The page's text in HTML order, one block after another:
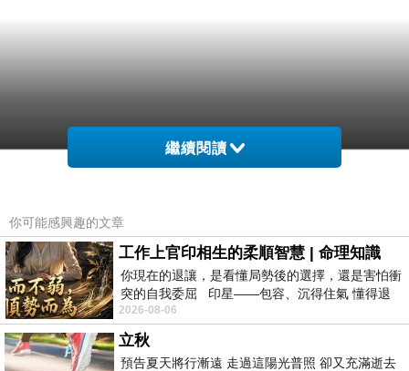
繼續閱讀
你可能感興趣的文章
工作上官印相生的柔順智慧 | 命理知識
你現在的退讓，是看懂局勢後的選擇，還是害怕衝
突的自我委屈 印星——包容、沉得住氣 懂得退
一步觀察，不會
2026-08-06
立秋
預告夏天將行漸遠 走過這陽光普照 卻又充滿逝去